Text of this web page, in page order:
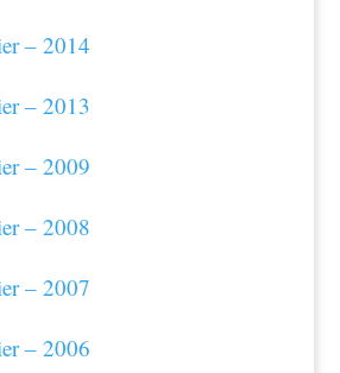
– 2014
– 2013
– 2009
– 2008
– 2007
– 2006